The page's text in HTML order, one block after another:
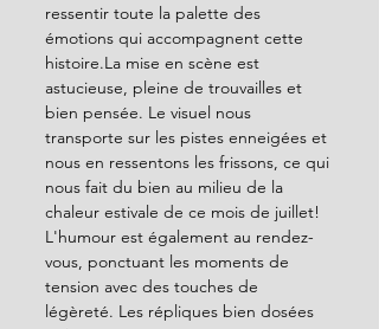
ressentir toute la palette des
émotions qui accompagnent cette
histoire.La mise en scène est
astucieuse, pleine de trouvailles et
bien pensée. Le visuel nous
transporte sur les pistes enneigées et
nous en ressentons les frissons, ce qui
nous fait du bien au milieu de la
chaleur estivale de ce mois de juillet!
L'humour est également au rendez-
vous, ponctuant les moments de
tension avec des touches de
légèreté. Les répliques bien dosées